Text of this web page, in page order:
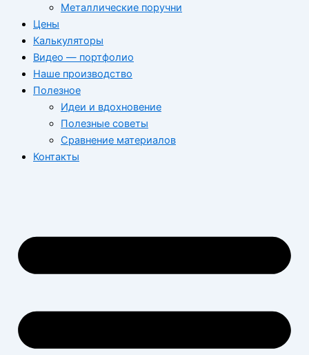
Металлические поручни
Цены
Калькуляторы
Видео — портфолио
Наше производство
Полезное
Идеи и вдохновение
Полезные советы
Сравнение материалов
Контакты